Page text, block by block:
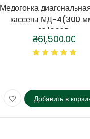
Медогонка
кассеты МД-4(300
12/220В
₴61,500.00
Добавить в